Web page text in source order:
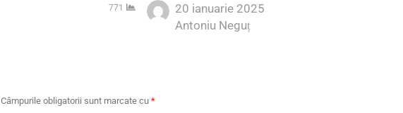
771
20 ianuarie 2025
Author
Antoniu Neguț
Câmpurile obligatorii sunt marcate cu *